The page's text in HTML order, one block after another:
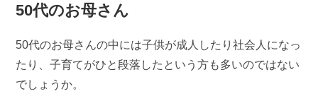
50代のお母さん
50代のお母さんの中には子供が成人したり社会人になっ
たり、子育てがひと段落したという方も多いのではない
でしょうか。